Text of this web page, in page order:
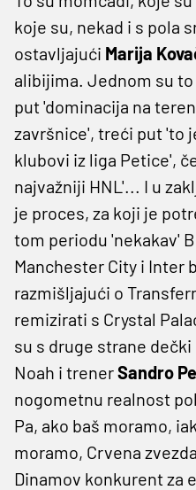
koje su, nekad i s pola
ostavljajući Marija
alibijima. Jednom su
put 'dominacija na
završnice', treći put 'to
klubovi iz liga Petice',
najvažniji HNL'... I u
je proces, za koji je
tom periodu 'nekakav'
Manchester City i Inter
razmišljajući o
remizirati s Crystal
su s druge strane
Noah i trenerSandro
nogometnu realnost
Pa, ako baš moramo,
moramo, Crvena
Dinamov konkurent za